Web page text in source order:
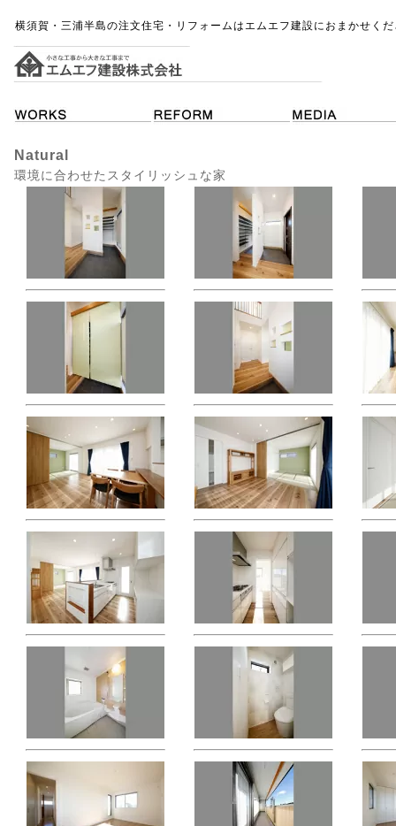
横須賀・三浦半島の注文住宅・リフォームはエムエフ建設におまかせく
Natural
環境に合わせたスタイリッシュな家